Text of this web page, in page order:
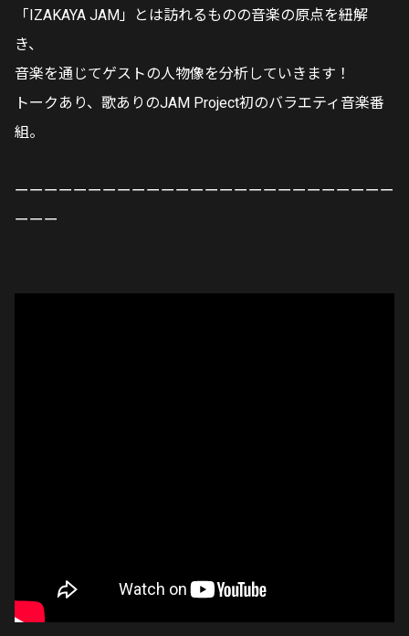
「IZAKAYA JAM」とは訪れるものの音楽の原点を紐解
き、
音楽を通じてゲストの人物像を分析していきます！
トークあり、歌ありのJAM Project初のバラエティ音楽番
組。
ーーーーーーーーーーーーーーーーーーーーーーーーーー
ーーー